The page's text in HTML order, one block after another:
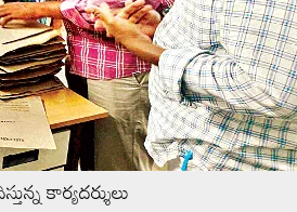
కార్యదర్శులు